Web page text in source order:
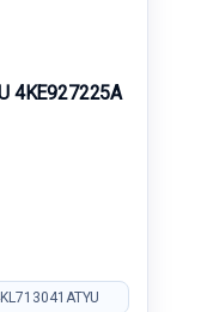
4KE927225A